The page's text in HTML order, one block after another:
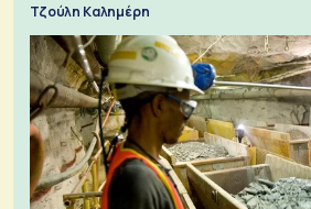
Τζούλη Καλημέρη